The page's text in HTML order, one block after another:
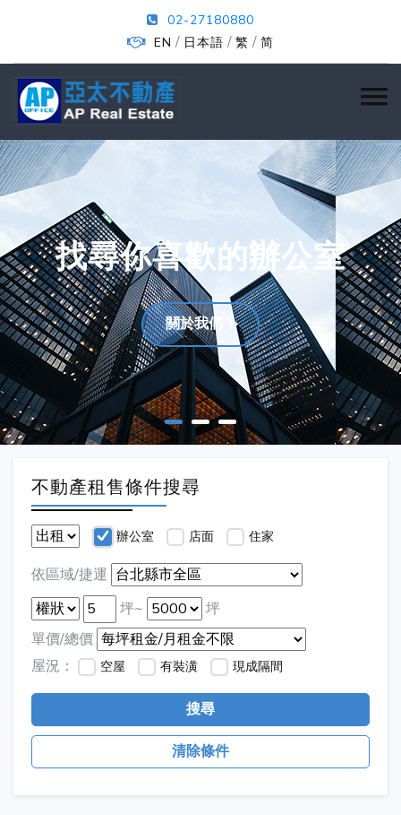
02-27180880
EN / 日本語 / 繁 / 简
找尋你喜歡的辦公室
關於我們
不動產租售條件搜尋
辦公室 店面 住家
依區域/捷運
坪~
坪
單價/總價
屋況：
空屋 有裝潢 現成隔間
搜尋
清除條件